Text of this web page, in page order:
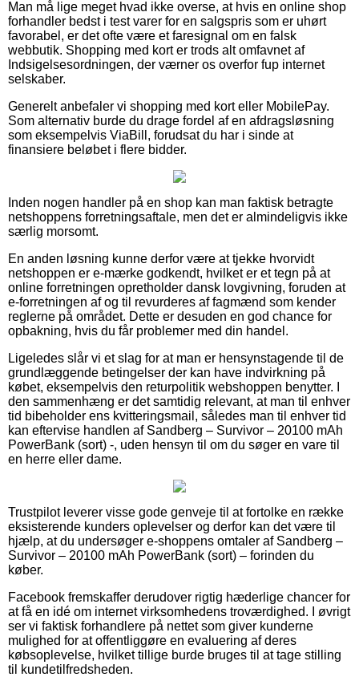
Man må lige meget hvad ikke overse, at hvis en online shop
forhandler bedst i test varer for en salgspris som er uhørt
favorabel, er det ofte være et faresignal om en falsk
webbutik. Shopping med kort er trods alt omfavnet af
Indsigelsesordningen, der værner os overfor fup internet
selskaber.
Generelt anbefaler vi shopping med kort eller MobilePay.
Som alternativ burde du drage fordel af en afdragsløsning
som eksempelvis ViaBill, forudsat du har i sinde at
finansiere beløbet i flere bidder.
Inden nogen handler på en shop kan man faktisk betragte
netshoppens forretningsaftale, men det er almindeligvis ikke
særlig morsomt.
En anden løsning kunne derfor være at tjekke hvorvidt
netshoppen er e-mærke godkendt, hvilket er et tegn på at
online forretningen opretholder dansk lovgivning, foruden at
e-forretningen af og til revurderes af fagmænd som kender
reglerne på området. Dette er desuden en god chance for
opbakning, hvis du får problemer med din handel.
Ligeledes slår vi et slag for at man er hensynstagende til de
grundlæggende betingelser der kan have indvirkning på
købet, eksempelvis den returpolitik webshoppen benytter. I
den sammenhæng er det samtidig relevant, at man til enhver
tid bibeholder ens kvitteringsmail, således man til enhver tid
kan eftervise handlen af Sandberg – Survivor – 20100 mAh
PowerBank (sort) -, uden hensyn til om du søger en vare til
en herre eller dame.
Trustpilot leverer visse gode genveje til at fortolke en række
eksisterende kunders oplevelser og derfor kan det være til
hjælp, at du undersøger e-shoppens omtaler af Sandberg –
Survivor – 20100 mAh PowerBank (sort) – forinden du
køber.
Facebook fremskaffer derudover rigtig hæderlige chancer for
at få en idé om internet virksomhedens troværdighed. I øvrigt
ser vi faktisk forhandlere på nettet som giver kunderne
mulighed for at offentliggøre en evaluering af deres
købsoplevelse, hvilket tillige burde bruges til at tage stilling
til kundetilfredsheden.